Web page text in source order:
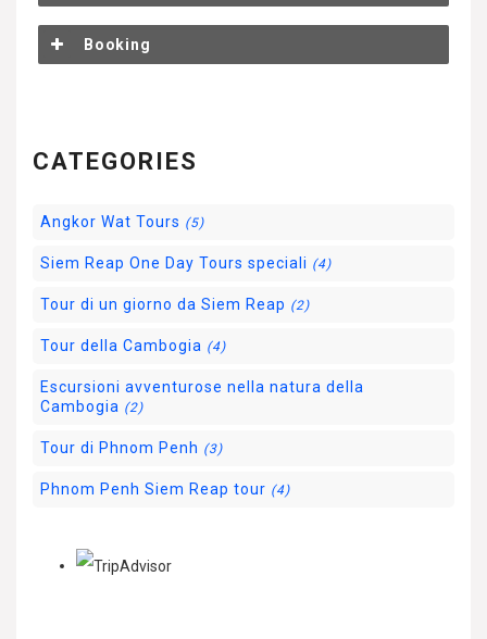
Booking
CATEGORIES
Angkor Wat Tours (5)
Siem Reap One Day Tours speciali (4)
Tour di un giorno da Siem Reap (2)
Tour della Cambogia (4)
Escursioni avventurose nella natura della
Cambogia (2)
Tour di Phnom Penh (3)
Phnom Penh Siem Reap tour (4)